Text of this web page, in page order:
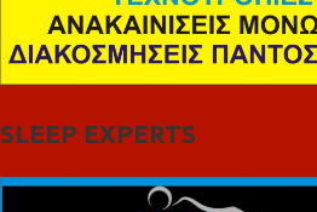
SLEEP EXPERTS